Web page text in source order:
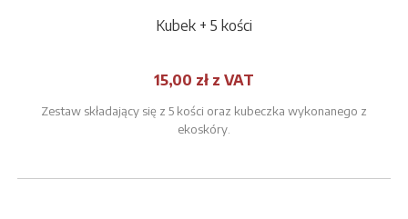
Kubek + 5 kości
15,00 zł z VAT
Zestaw składający się z 5 kości oraz kubeczka wykonanego z
ekoskóry.